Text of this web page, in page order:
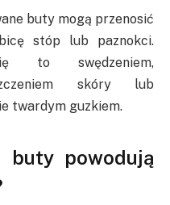
buty mogą przenosić
stóp lub paznokci.
to swędzeniem,
skóry lub
twardym guzkiem.
buty powodują